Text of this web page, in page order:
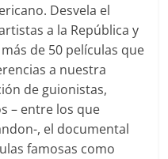
Desvela el
a la República y
de 50 películas que
a nuestra
de guionistas,
– entre los que
, el documental
famosas como